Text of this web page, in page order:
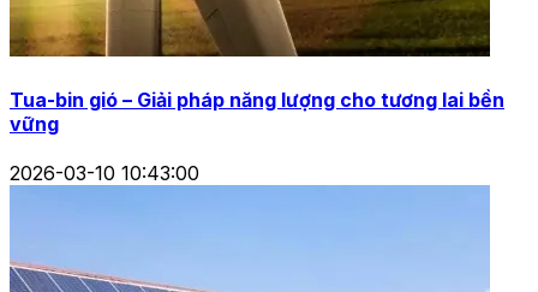
Tua-bin gió – Giải pháp năng lượng cho tương lai bền
vững
2026-03-10 10:43:00